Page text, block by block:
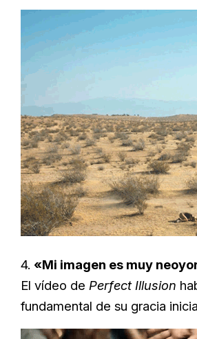
4. «Mi imagen es muy
El vídeo de Perfect Illusion
fundamental de su gracia